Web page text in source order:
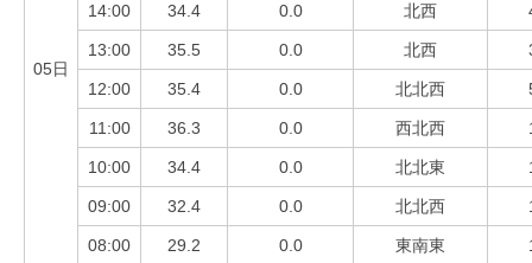
05日
14:00 34.4 0.0 北西
13:00 35.5 0.0 北西
12:00 35.4 0.0 北北西
11:00 36.3 0.0 西北西
10:00 34.4 0.0 北北東
09:00 32.4 0.0 北北西
08:00 29.2 0.0 東南東